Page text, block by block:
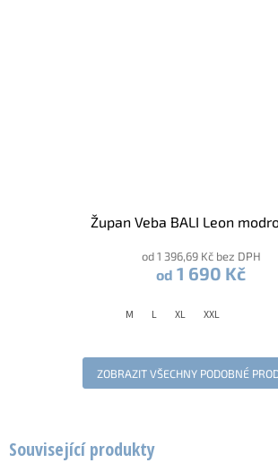
Související produkty
Župan Veba BALI Leon
od 1 396,69 Kč bez DPH
od 1 690 Kč
M L XL XXL
ZOBRAZIT VŠECHNY PODOBNÉ